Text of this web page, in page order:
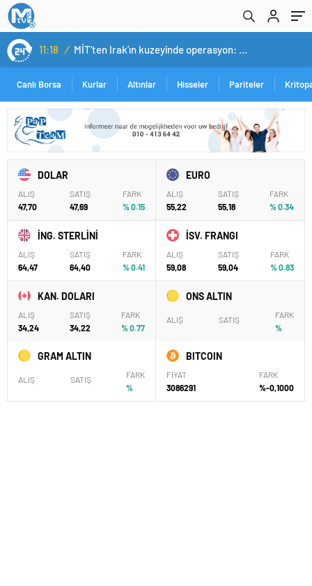
11:18 / MİT’ten Irak’ın kuzeyinde operasyon: Ramazan Güneş Türkiye’ye getirildi
Canlı Borsa Kurlar Altınlar Hisseler Pariteler
DOLAR
ALIŞ
47,70
SATIŞ
47,69
FARK
% 0.15
EURO
ALIŞ
55,22
SATIŞ
55,18
FARK
% 0.34
İNG. STERLİNİ
ALIŞ
64,47
SATIŞ
64,40
FARK
% 0.41
İSV. FRANGI
ALIŞ
59,08
SATIŞ
59,04
FARK
% 0.83
KAN. DOLARI
ALIŞ
34,24
SATIŞ
34,22
FARK
% 0.77
ONS ALTIN
ALIŞ SATIŞ
FARK
%
GRAM ALTIN
ALIŞ SATIŞ
FARK
%
BITCOIN
FİYAT
3086291
FARK
%-0,1000